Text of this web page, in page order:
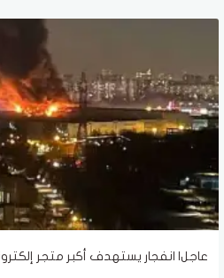
عاجل| انفجار يستهدف أكبر متجر